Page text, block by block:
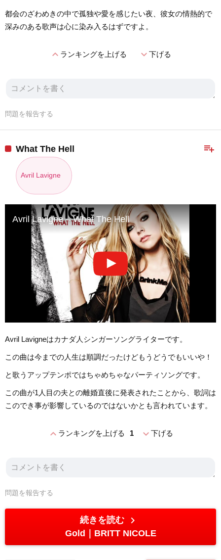
都会のざわめきの中で孤独や愛を感じたい夜、彼女の情熱的で
深みのある歌声は心に染み入るはずですよ。
expand_lessランキングを上げる expand_more下げる
問題を報告する
playlist_add
What The Hell
Avril Lavigne
Avril Lavigne – What The Hell
Avril Lavigneはカナダ人シンガーソングライターです。
この曲は今までの人生は順調だったけどもうどうでもいいや！
と歌うアップテンポではちゃめちゃなパーティソングです。
この曲が1人目の夫との離婚直後に発表されたことから、歌詞は
このでき事が影響しているのではないかとも言われています。
expand_lessランキングを上げる 1 expand_more下げる
問題を報告する
続きを読む chevron_right
Gold BRITT NICOLE